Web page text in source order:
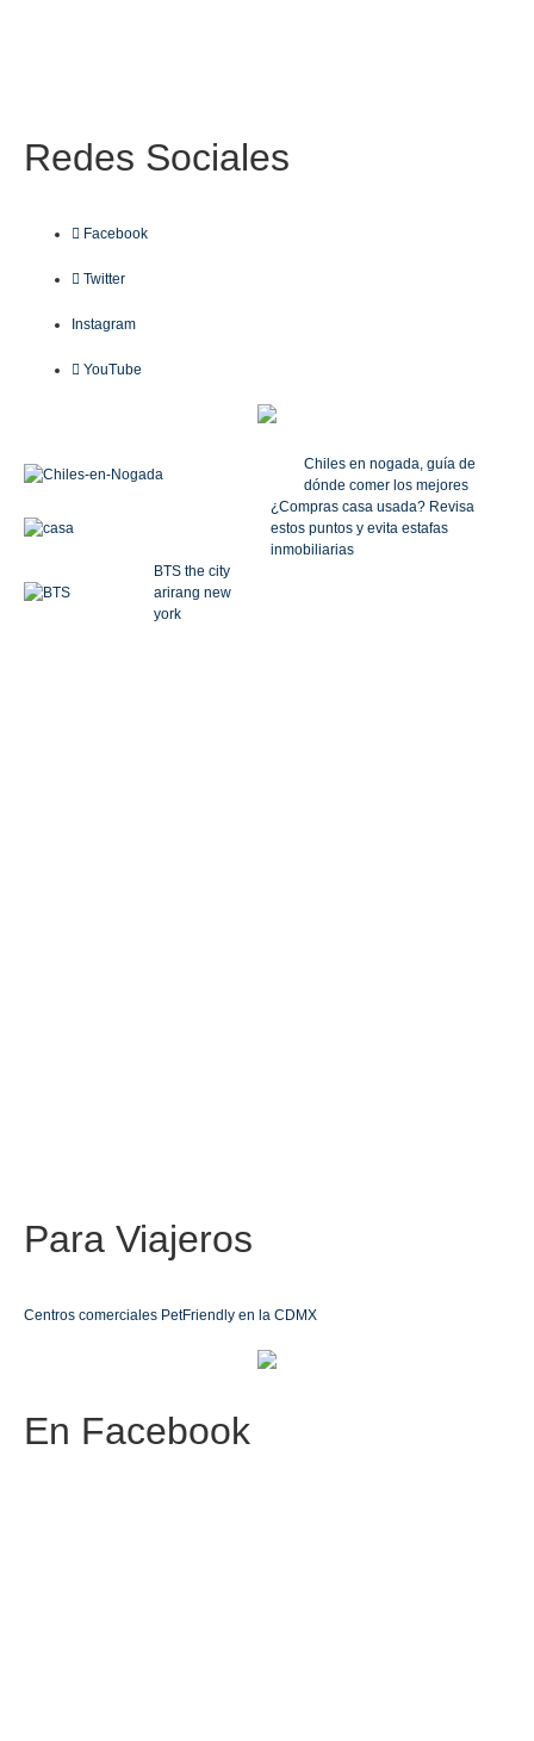
Redes Sociales
Facebook
Twitter
Instagram
YouTube
Chiles en nogada, guía de
dónde comer los mejores
¿Compras casa usada? Revisa
estos puntos y evita estafas
inmobiliarias
BTS the city
arirang new
york
Para Viajeros
Centros comerciales PetFriendly en la CDMX
En Facebook